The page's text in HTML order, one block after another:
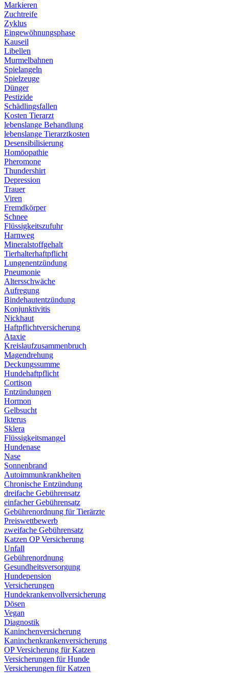
Markieren
Zuchtreife
Zyklus
Eingewöhnungsphase
Kauseil
Libellen
Murmelbahnen
Spielangeln
Spielzeuge
Dünger
Pestizide
Schädlingsfallen
Kosten Tierarzt
lebenslange Behandlung
lebenslange Tierarztkosten
Desensibilisierung
Homöopathie
Pheromone
Thundershirt
Depression
Trauer
Viren
Fremdkörper
Schnee
Flüssigkeitszufuhr
Harnweg
Mineralstoffgehalt
Tierhalterhaftpflicht
Lungenentzündung
Pneumonie
Altersschwäche
Aufregung
Bindehautentzündung
Konjunktivitis
Nickhaut
Haftpflichtversicherung
Ataxie
Kreislaufzusammenbruch
Magendrehung
Deckungssumme
Hundehaftpflicht
Cortison
Entzündungen
Hormon
Gelbsucht
Ikterus
Sklera
Flüssigkeitsmangel
Hundenase
Nase
Sonnenbrand
Autoimmunkrankheiten
Chronische Entzündung
dreifache Gebührensatz
einfacher Gebührensatz
Gebührenordnung für Tierärzte
Preiswettbewerb
zweifache Gebührensatz
Katzen OP Versicherung
Unfall
Gebührenordnung
Gesundheitsversorgung
Hundepension
Versicherungen
Hundekrankenvollversicherung
Dösen
Vegan
Diagnostik
Kaninchenversicherung
Kaninchenkrankenversicherung
OP Versicherung für Katzen
Versicherungen für Hunde
Versicherungen für Katzen